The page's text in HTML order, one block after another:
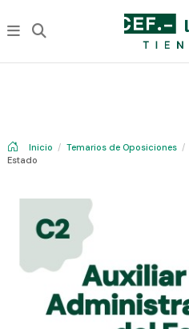
Inicio Temarios de Oposiciones
Estado